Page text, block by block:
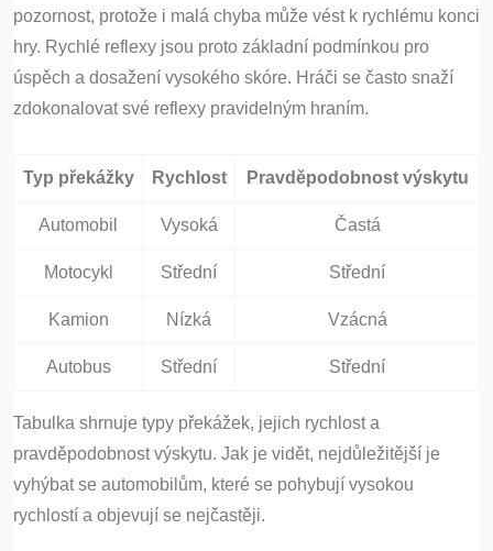
pozornost, protože i malá chyba může vést k rychlému konci
hry. Rychlé reflexy jsou proto základní podmínkou pro
úspěch a dosažení vysokého skóre. Hráči se často snaží
zdokonalovat své reflexy pravidelným hraním.
Typ překážky Rychlost Pravděpodobnost výskytu
Automobil Vysoká Častá
Motocykl Střední Střední
Kamion Nízká Vzácná
Autobus Střední Střední
Tabulka shrnuje typy překážek, jejich rychlost a
pravděpodobnost výskytu. Jak je vidět, nejdůležitější je
vyhýbat se automobilům, které se pohybují vysokou
rychlostí a objevují se nejčastěji.